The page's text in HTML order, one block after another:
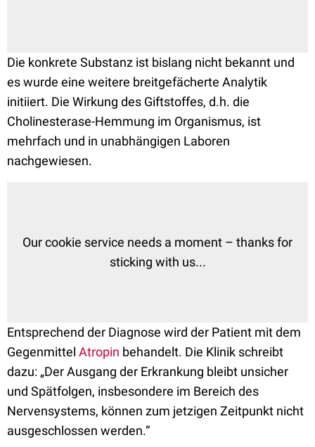
Die konkrete Substanz ist bislang nicht bekannt und
es wurde eine weitere breitgefächerte Analytik
initiiert. Die Wirkung des Giftstoffes, d.h. die
Cholinesterase-Hemmung im Organismus, ist
mehrfach und in unabhängigen Laboren
nachgewiesen.
Our cookie service needs a moment – thanks for
sticking with us...
Entsprechend der Diagnose wird der Patient mit dem
Gegenmittel Atropin behandelt. Die Klinik schreibt
dazu: „Der Ausgang der Erkrankung bleibt unsicher
und Spätfolgen, insbesondere im Bereich des
Nervensystems, können zum jetzigen Zeitpunkt nicht
ausgeschlossen werden.“